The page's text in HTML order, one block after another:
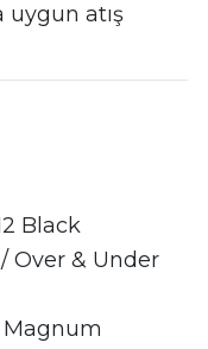
uygun atış
Black
Over & Under